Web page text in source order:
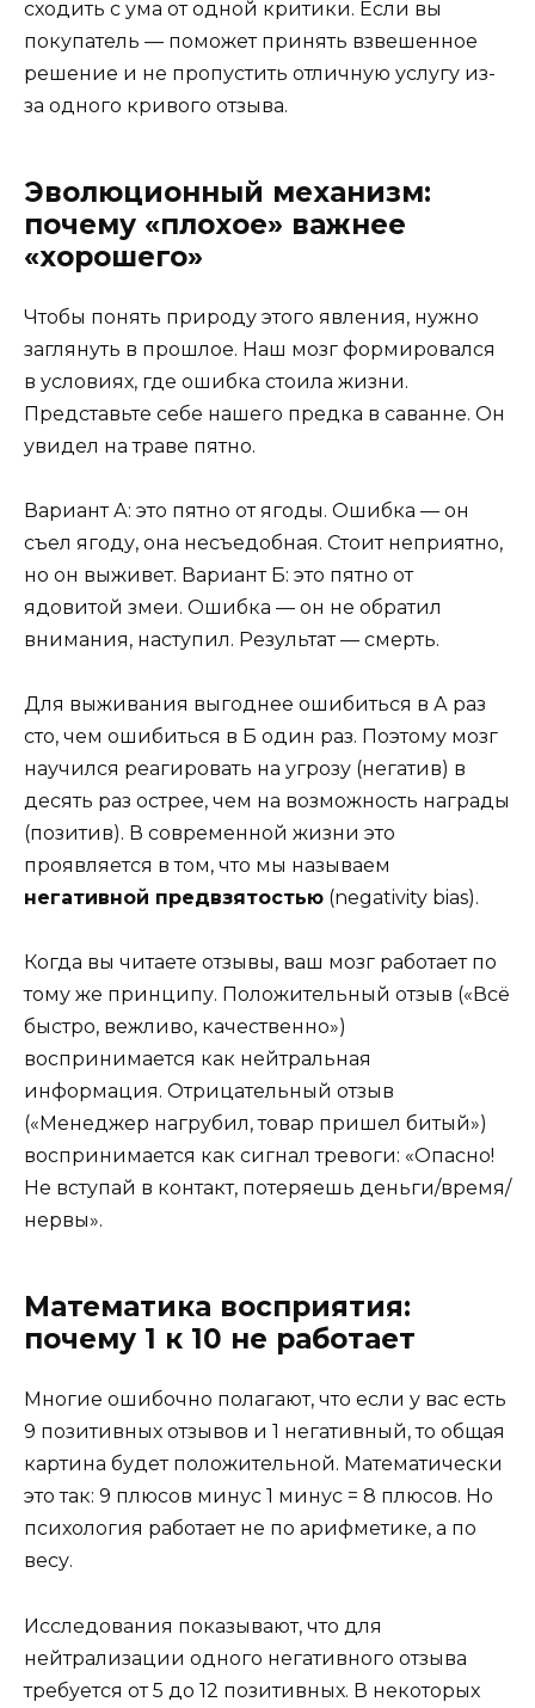
сходить с ума от одной критики. Если вы
покупатель — поможет принять взвешенное
решение и не пропустить отличную услугу из-
за одного кривого отзыва.
Эволюционный механизм:
почему «плохое» важнее
«хорошего»
Чтобы понять природу этого явления, нужно
заглянуть в прошлое. Наш мозг формировался
в условиях, где ошибка стоила жизни.
Представьте себе нашего предка в саванне. Он
увидел на траве пятно.
Вариант А: это пятно от ягоды. Ошибка — он
съел ягоду, она несъедобная. Стоит неприятно,
но он выживет. Вариант Б: это пятно от
ядовитой змеи. Ошибка — он не обратил
внимания, наступил. Результат — смерть.
Для выживания выгоднее ошибиться в А раз
сто, чем ошибиться в Б один раз. Поэтому мозг
научился реагировать на угрозу (негатив) в
десять раз острее, чем на возможность награды
(позитив). В современной жизни это
проявляется в том, что мы называем
негативной предвзятостью (negativity bias).
Когда вы читаете отзывы, ваш мозг работает по
тому же принципу. Положительный отзыв («Всё
быстро, вежливо, качественно»)
воспринимается как нейтральная
информация. Отрицательный отзыв
(«Менеджер нагрубил, товар пришел битый»)
воспринимается как сигнал тревоги: «Опасно!
Не вступай в контакт, потеряешь деньги/время/
нервы».
Математика восприятия:
почему 1 к 10 не работает
Многие ошибочно полагают, что если у вас есть
9 позитивных отзывов и 1 негативный, то общая
картина будет положительной. Математически
это так: 9 плюсов минус 1 минус = 8 плюсов. Но
психология работает не по арифметике, а по
весу.
Исследования показывают, что для
нейтрализации одного негативного отзыва
требуется от 5 до 12 позитивных. В некоторых